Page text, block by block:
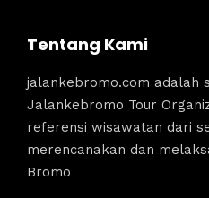
Tentang Kami
jalankebromo.com adalah
Jalankebromo Tour
referensi wisawatan dari
merencanakan dan
Bromo